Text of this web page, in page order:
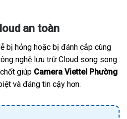
an toàn
bị hỏng hoặc bị đánh cắp cùng
nghệ lưu trữ Cloud song song
giúp Camera Viettel Phường
và đáng tin cậy hơn.